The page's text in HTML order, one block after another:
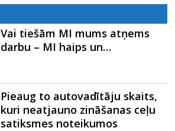
Vai tiešām MI mums atņems
darbu – MI haips un…
Pieaug to autovadītāju skaits,
kuri neatjauno zināšanas ceļu
satiksmes noteikumos